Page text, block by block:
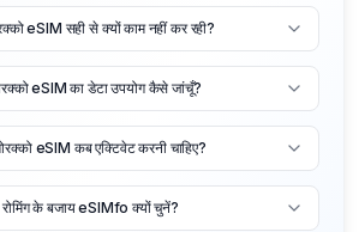
eSIM सही से क्यों काम नहीं कर रही?
eSIM का डेटा उपयोग कैसे जांचूँ?
eSIM कब एक्टिवेट करनी चाहिए?
रोमिंग के बजाय eSIMfo क्यों चुनें?